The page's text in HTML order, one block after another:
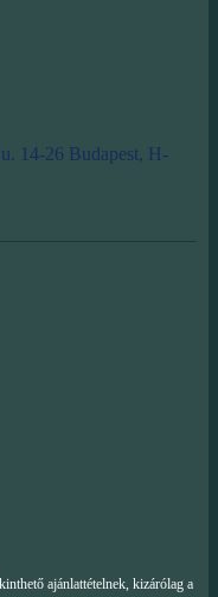
14-26 Budapest, H-
ajánlattételnek, kizárólag a